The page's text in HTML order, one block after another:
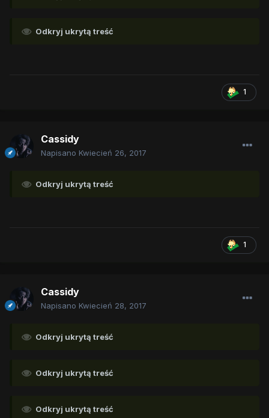
Odkryj ukrytą treść
1
Cassidy
Napisano Kwiecień 26, 2017
Odkryj ukrytą treść
1
Cassidy
Napisano Kwiecień 28, 2017
Odkryj ukrytą treść
Odkryj ukrytą treść
Odkryj ukrytą treść